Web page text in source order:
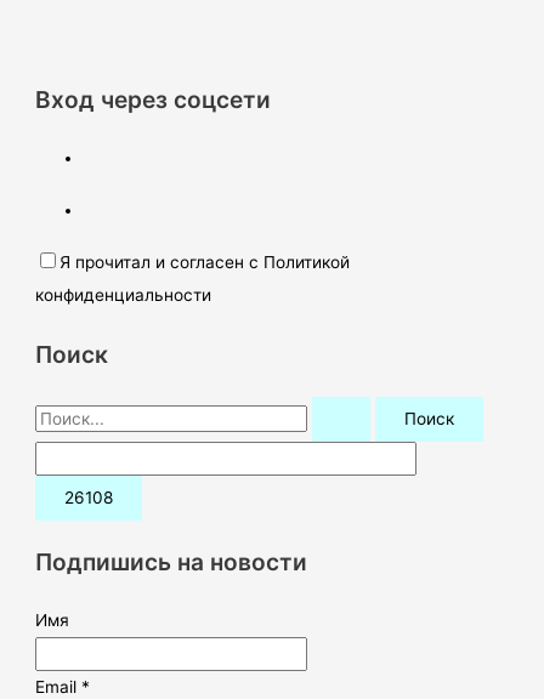
Вход через соцсети
Я прочитал и согласен с Политикой
конфиденциальности
Поиск
П
о
и
:Подпишись на новости
Имя
Email *